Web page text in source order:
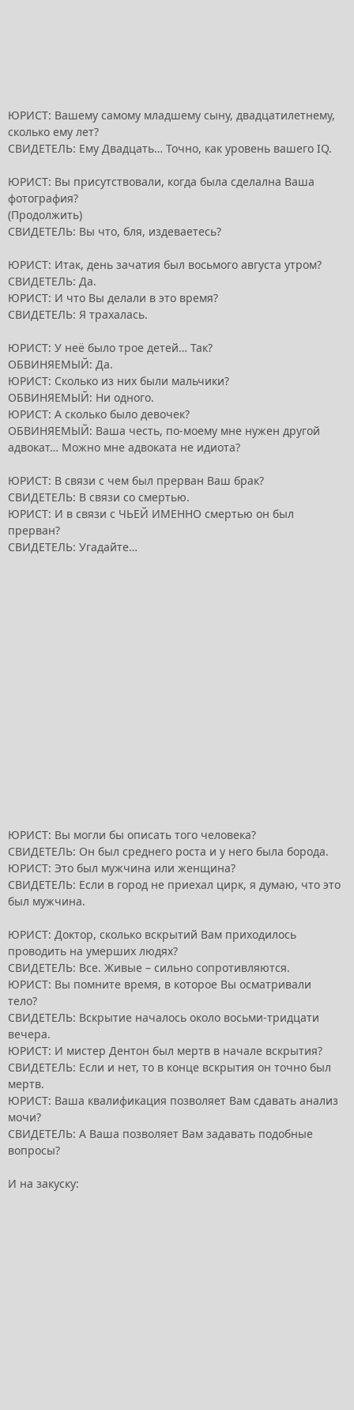
ЮРИСТ: Вашему самому младшему сыну, двадцатилетнему,
сколько ему лет?
СВИДЕТЕЛЬ: Ему Двадцать… Точно, как уровень вашего IQ.
ЮРИСТ: Вы присутствовали, когда была сделална Ваша
фотография?
(Продолжить)
СВИДЕТЕЛЬ: Вы что, бля, издеваетесь?
ЮРИСТ: Итак, день зачатия был восьмого августа утром?
СВИДЕТЕЛЬ: Да.
ЮРИСТ: И что Вы делали в это время?
СВИДЕТЕЛЬ: Я трахалась.
ЮРИСТ: У неё было трое детей… Так?
ОБВИНЯЕМЫЙ: Да.
ЮРИСТ: Сколько из них были мальчики?
ОБВИНЯЕМЫЙ: Ни одного.
ЮРИСТ: А сколько было девочек?
ОБВИНЯЕМЫЙ: Ваша честь, по-моему мне нужен другой
адвокат… Можно мне адвоката не идиота?
ЮРИСТ: В связи с чем был прерван Ваш брак?
СВИДЕТЕЛЬ: В связи со смертью.
ЮРИСТ: И в связи с ЧЬЕЙ ИМЕННО смертью он был
прерван?
СВИДЕТЕЛЬ: Угадайте…
ЮРИСТ: Вы могли бы описать того человека?
СВИДЕТЕЛЬ: Он был среднего роста и у него была борода.
ЮРИСТ: Это был мужчина или женщина?
СВИДЕТЕЛЬ: Если в город не приехал цирк, я думаю, что это
был мужчина.
ЮРИСТ: Доктор, сколько вскрытий Вам приходилось
проводить на умерших людях?
СВИДЕТЕЛЬ: Все. Живые – сильно сопротивляются.
ЮРИСТ: Вы помните время, в которое Вы осматривали
тело?
СВИДЕТЕЛЬ: Вскрытие началось около восьми-тридцати
вечера.
ЮРИСТ: И мистер Дентон был мертв в начале вскрытия?
СВИДЕТЕЛЬ: Если и нет, то в конце вскрытия он точно был
мертв.
ЮРИСТ: Ваша квалификация позволяет Вам сдавать анализ
мочи?
СВИДЕТЕЛЬ: А Ваша позволяет Вам задавать подобные
вопросы?
И на закуску: